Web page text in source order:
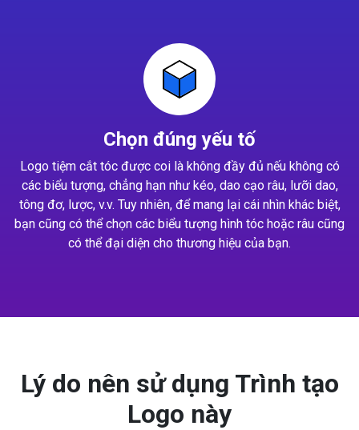
Chọn đúng yếu tố
Logo tiệm cắt tóc được coi là không đầy đủ nếu không có
các biểu tượng, chẳng hạn như kéo, dao cạo râu, lưỡi dao,
tông đơ, lược, v.v. Tuy nhiên, để mang lại cái nhìn khác biệt,
bạn cũng có thể chọn các biểu tượng hình tóc hoặc râu cũng
có thể đại diện cho thương hiệu của bạn.
Lý do nên sử dụng Trình tạo
Logo này